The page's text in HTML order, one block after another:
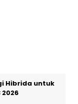
Hibrida untuk